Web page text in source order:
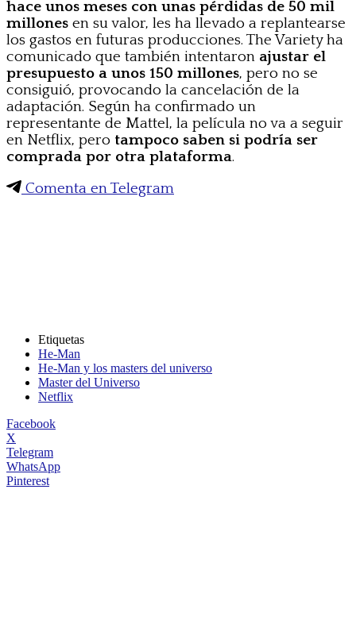
hace unos meses con unas pérdidas de 50 mil
millones en su valor, les ha llevado a replantearse
los gastos en futuras producciones. The Variety ha
comunicado que también intentaron ajustar el
presupuesto a unos 150 millones, pero no se
consiguió, provocando la cancelación de la
adaptación. Según ha confirmado un
representante de Mattel, la película no va a seguir
en Netflix, pero tampoco saben si podría ser
comprada por otra plataforma.
Comenta en Telegram
Etiquetas
He-Man
He-Man y los masters del universo
Master del Universo
Netflix
Facebook
X
Telegram
WhatsApp
Pinterest